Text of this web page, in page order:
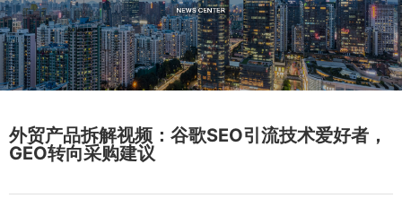
外贸产品拆解视频：谷歌SEO引流技术爱好者，
GEO转向采购建议